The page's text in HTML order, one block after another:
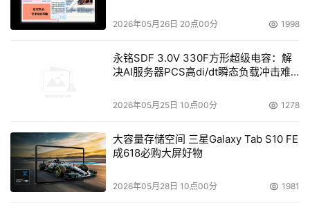
新标准已经通过美国环境保护总署的评估，环保总署对该标
到更高能效、实现更广阔的发展，所迈出的第一步。
负责为环保总署的能源之星项目开发产品规范的Andrew
的一步，为服务器供应商及其消费者提供了一种标准的基准
工具，这种工具可以提高性能评估过程中的能效。"
2026年05月26日 20点00分 1998
永铭SDF 3.0V 330F方形超级电容：解
决AI服务器PCS高di/dt瞬态负载冲击难
2026年05月25日 10点00分 1278
大容量存储空间 三星Galaxy Tab S10 FE
成618必购大屏好物
2026年05月28日 10点00分 1981